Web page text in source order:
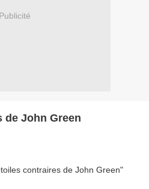
Publicité
de John Green